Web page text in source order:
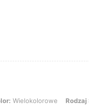
Rodzaj Stylu: złoto,
Wielokolorowe